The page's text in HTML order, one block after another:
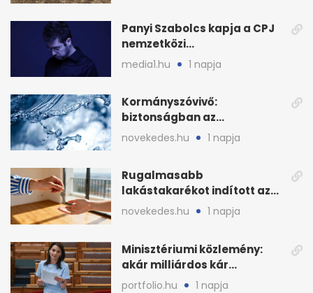
Panyi Szabolcs kapja a CPJ
nemzetközi
sajtószabadság-díját
media1.hu 1 napja
Kormányszóvivő:
biztonságban az
ivóvízkészlet, nincs
stratégiai vízhiány
novekedes.hu 1 napja
Rugalmasabb
lakástakarékot indított az
OTP: két köztes kilépéssel
novekedes.hu 1 napja
Minisztériumi közlemény:
akár milliárdos kár
fenyegette Budapest fáit
portfolio.hu 1 napja